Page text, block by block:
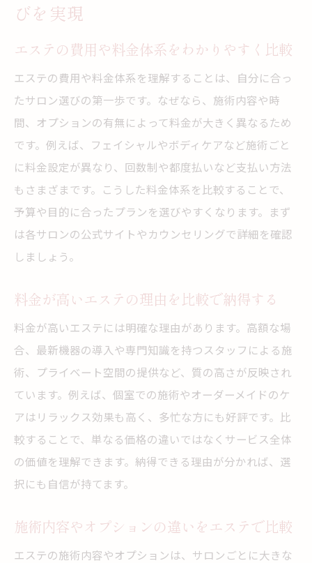
びを実現
エステの費用や料金体系をわかりやすく比較
エステの費用や料金体系を理解することは、自分に合っ
たサロン選びの第一歩です。なぜなら、施術内容や時
間、オプションの有無によって料金が大きく異なるため
です。例えば、フェイシャルやボディケアなど施術ごと
に料金設定が異なり、回数制や都度払いなど支払い方法
もさまざまです。こうした料金体系を比較することで、
予算や目的に合ったプランを選びやすくなります。まず
は各サロンの公式サイトやカウンセリングで詳細を確認
しましょう。
料金が高いエステの理由を比較で納得する
料金が高いエステには明確な理由があります。高額な場
合、最新機器の導入や専門知識を持つスタッフによる施
術、プライベート空間の提供など、質の高さが反映され
ています。例えば、個室での施術やオーダーメイドのケ
アはリラックス効果も高く、多忙な方にも好評です。比
較することで、単なる価格の違いではなくサービス全体
の価値を理解できます。納得できる理由が分かれば、選
択にも自信が持てます。
施術内容やオプションの違いをエステで比較
エステの施術内容やオプションは、サロンごとに大きな